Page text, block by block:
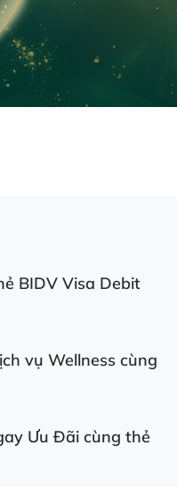
BIDV Visa Debit
vụ Wellness cùng
Ưu Đãi cùng thẻ